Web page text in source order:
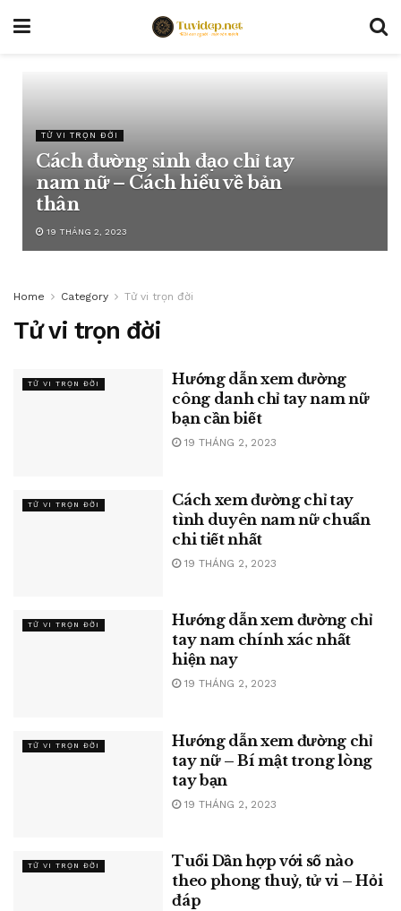
TỬ VI TRỌN ĐỜI
Cách đường sinh đạo chỉ tay
nam nữ – Cách hiểu về bản
thân
19 THÁNG 2, 2023
Home Category Tử vi trọn đời
Tử vi trọn đời
TỬ VI TRỌN ĐỜI
Hướng dẫn xem đường
công danh chỉ tay nam nữ
bạn cần biết
19 THÁNG 2, 2023
TỬ VI TRỌN ĐỜI
Cách xem đường chỉ tay
tình duyên nam nữ chuẩn
chi tiết nhất
19 THÁNG 2, 2023
TỬ VI TRỌN ĐỜI
Hướng dẫn xem đường chỉ
tay nam chính xác nhất
hiện nay
19 THÁNG 2, 2023
TỬ VI TRỌN ĐỜI
Hướng dẫn xem đường chỉ
tay nữ – Bí mật trong lòng
tay bạn
19 THÁNG 2, 2023
TỬ VI TRỌN ĐỜI
Tuổi Dần hợp với số nào
theo phong thuỷ, tử vi – Hỏi
đáp